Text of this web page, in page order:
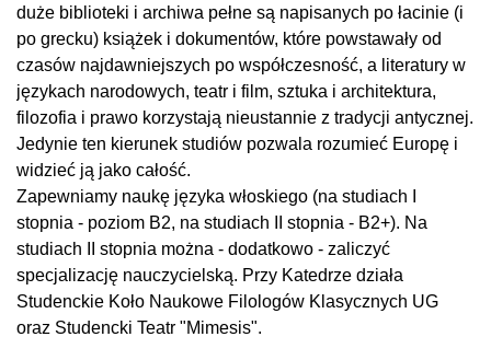
duże biblioteki i archiwa pełne są napisanych po łacinie (i
po grecku) książek i dokumentów, które powstawały od
czasów najdawniejszych po współczesność, a literatury w
językach narodowych, teatr i film, sztuka i architektura,
filozofia i prawo korzystają nieustannie z tradycji antycznej.
Jedynie ten kierunek studiów pozwala rozumieć Europę i
widzieć ją jako całość.
Zapewniamy naukę języka włoskiego (na studiach I
stopnia - poziom B2, na studiach II stopnia - B2+). Na
studiach II stopnia można - dodatkowo - zaliczyć
specjalizację nauczycielską. Przy Katedrze działa
Studenckie Koło Naukowe Filologów Klasycznych UG
oraz Studencki Teatr "Mimesis".